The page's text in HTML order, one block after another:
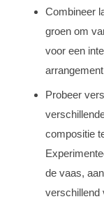
Combineer
groen om
voor een
Probeer
compositie
de vaas,
verschillend